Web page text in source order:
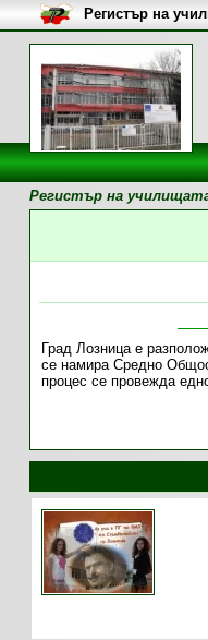
Регистър на
Регистър на
Град Лозница е
се намира Средно
процес се провежда